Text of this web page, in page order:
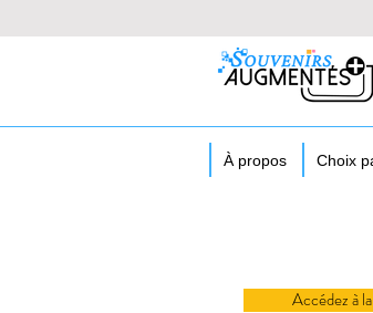
À propos Choix
Accédez à